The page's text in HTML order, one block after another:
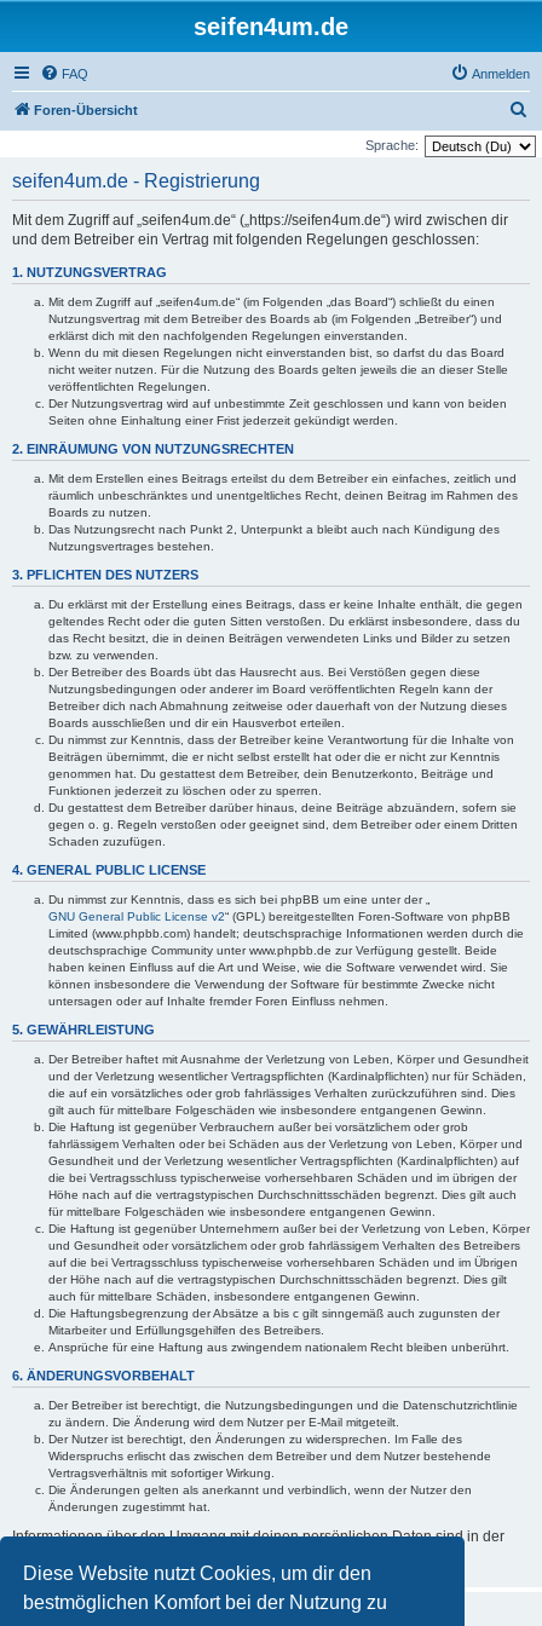
Diese Website nutzt Cookies, um dir den
bestmöglichen Komfort bei der Nutzung zu
seifen4um.de
FAQ Anmelden
Foren-Übersicht
u
Sprache:
seifen4um.de - Registrierung
Mit dem Zugriff auf „seifen4um.de“ („https://seifen4um.de“) wird zwischen dir
und dem Betreiber ein Vertrag mit folgenden Regelungen geschlossen:
1. NUTZUNGSVERTRAG
Mit dem Zugriff auf „seifen4um.de“ (im Folgenden „das Board“) schließt du einen
Nutzungsvertrag mit dem Betreiber des Boards ab (im Folgenden „Betreiber“) und
erklärst dich mit den nachfolgenden Regelungen einverstanden.
Wenn du mit diesen Regelungen nicht einverstanden bist, so darfst du das Board
nicht weiter nutzen. Für die Nutzung des Boards gelten jeweils die an dieser Stelle
veröffentlichten Regelungen.
Der Nutzungsvertrag wird auf unbestimmte Zeit geschlossen und kann von beiden
Seiten ohne Einhaltung einer Frist jederzeit gekündigt werden.
2. EINRÄUMUNG VON NUTZUNGSRECHTEN
Mit dem Erstellen eines Beitrags erteilst du dem Betreiber ein einfaches, zeitlich und
räumlich unbeschränktes und unentgeltliches Recht, deinen Beitrag im Rahmen des
Boards zu nutzen.
Das Nutzungsrecht nach Punkt 2, Unterpunkt a bleibt auch nach Kündigung des
Nutzungsvertrages bestehen.
3. PFLICHTEN DES NUTZERS
Du erklärst mit der Erstellung eines Beitrags, dass er keine Inhalte enthält, die gegen
geltendes Recht oder die guten Sitten verstoßen. Du erklärst insbesondere, dass du
das Recht besitzt, die in deinen Beiträgen verwendeten Links und Bilder zu setzen
bzw. zu verwenden.
Der Betreiber des Boards übt das Hausrecht aus. Bei Verstößen gegen diese
Nutzungsbedingungen oder anderer im Board veröffentlichten Regeln kann der
Betreiber dich nach Abmahnung zeitweise oder dauerhaft von der Nutzung dieses
Boards ausschließen und dir ein Hausverbot erteilen.
Du nimmst zur Kenntnis, dass der Betreiber keine Verantwortung für die Inhalte von
Beiträgen übernimmt, die er nicht selbst erstellt hat oder die er nicht zur Kenntnis
genommen hat. Du gestattest dem Betreiber, dein Benutzerkonto, Beiträge und
Funktionen jederzeit zu löschen oder zu sperren.
Du gestattest dem Betreiber darüber hinaus, deine Beiträge abzuändern, sofern sie
gegen o. g. Regeln verstoßen oder geeignet sind, dem Betreiber oder einem Dritten
Schaden zuzufügen.
4. GENERAL PUBLIC LICENSE
Du nimmst zur Kenntnis, dass es sich bei phpBB um eine unter der „
GNU General Public License v2“ (GPL) bereitgestellten Foren-Software von phpBB
Limited (www.phpbb.com) handelt; deutschsprachige Informationen werden durch die
deutschsprachige Community unter www.phpbb.de zur Verfügung gestellt. Beide
haben keinen Einfluss auf die Art und Weise, wie die Software verwendet wird. Sie
können insbesondere die Verwendung der Software für bestimmte Zwecke nicht
untersagen oder auf Inhalte fremder Foren Einfluss nehmen.
5. GEWÄHRLEISTUNG
Der Betreiber haftet mit Ausnahme der Verletzung von Leben, Körper und Gesundheit
und der Verletzung wesentlicher Vertragspflichten (Kardinalpflichten) nur für Schäden,
die auf ein vorsätzliches oder grob fahrlässiges Verhalten zurückzuführen sind. Dies
gilt auch für mittelbare Folgeschäden wie insbesondere entgangenen Gewinn.
Die Haftung ist gegenüber Verbrauchern außer bei vorsätzlichem oder grob
fahrlässigem Verhalten oder bei Schäden aus der Verletzung von Leben, Körper und
Gesundheit und der Verletzung wesentlicher Vertragspflichten (Kardinalpflichten) auf
die bei Vertragsschluss typischerweise vorhersehbaren Schäden und im übrigen der
Höhe nach auf die vertragstypischen Durchschnittsschäden begrenzt. Dies gilt auch
für mittelbare Folgeschäden wie insbesondere entgangenen Gewinn.
Die Haftung ist gegenüber Unternehmern außer bei der Verletzung von Leben, Körper
und Gesundheit oder vorsätzlichem oder grob fahrlässigem Verhalten des Betreibers
auf die bei Vertragsschluss typischerweise vorhersehbaren Schäden und im Übrigen
der Höhe nach auf die vertragstypischen Durchschnittsschäden begrenzt. Dies gilt
auch für mittelbare Schäden, insbesondere entgangenen Gewinn.
Die Haftungsbegrenzung der Absätze a bis c gilt sinngemäß auch zugunsten der
Mitarbeiter und Erfüllungsgehilfen des Betreibers.
Ansprüche für eine Haftung aus zwingendem nationalem Recht bleiben unberührt.
6. ÄNDERUNGSVORBEHALT
Der Betreiber ist berechtigt, die Nutzungsbedingungen und die Datenschutzrichtlinie
zu ändern. Die Änderung wird dem Nutzer per E-Mail mitgeteilt.
Der Nutzer ist berechtigt, den Änderungen zu widersprechen. Im Falle des
Widerspruchs erlischt das zwischen dem Betreiber und dem Nutzer bestehende
Vertragsverhältnis mit sofortiger Wirkung.
Die Änderungen gelten als anerkannt und verbindlich, wenn der Nutzer den
Änderungen zugestimmt hat.
Informationen über den Umgang mit deinen persönlichen Daten sind in der